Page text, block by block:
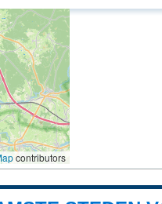
contributors